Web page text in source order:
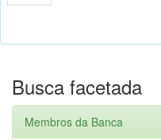
Busca facetada
Membros da Banca